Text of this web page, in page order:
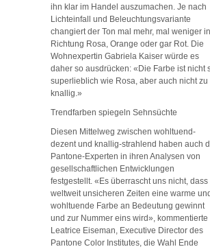
ihn klar im Handel auszumachen. Je nach
Lichteinfall und Beleuchtungsvariante
changiert der Ton mal mehr, mal weniger in
Richtung Rosa, Orange oder gar Rot. Die
Wohnexpertin Gabriela Kaiser würde es
daher so ausdrücken: «Die Farbe ist nicht
superlieblich wie Rosa, aber auch nicht zu
knallig.»
Trendfarben spiegeln Sehnsüchte
Diesen Mittelweg zwischen wohltuend-
dezent und knallig-strahlend haben auch
Pantone-Experten in ihren Analysen von
gesellschaftlichen Entwicklungen
festgestellt. «Es überrascht uns nicht, dass
weltweit unsicheren Zeiten eine warme
wohltuende Farbe an Bedeutung gewinnt
und zur Nummer eins wird», kommentierte
Leatrice Eiseman, Executive Director des
Pantone Color Institutes, die Wahl Ende